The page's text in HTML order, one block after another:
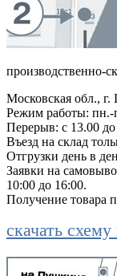
производственно-
Московская обл., г.
Режим работы: пн.-
Перерыв: с 13.00 до
Въезд на склад
Отгрузки день в
Заявки на
10:00 до 16:00.
Получение товара
скачать схему